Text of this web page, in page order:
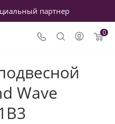
партнер
0
Wave